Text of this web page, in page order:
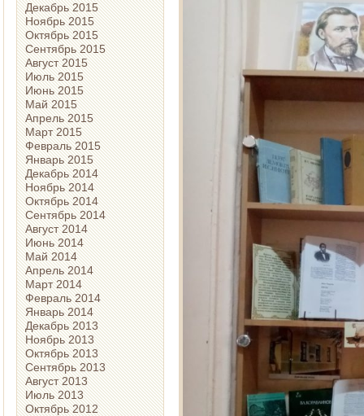
Декабрь 2015
Ноябрь 2015
Октябрь 2015
Сентябрь 2015
Август 2015
Июль 2015
Июнь 2015
Май 2015
Апрель 2015
Март 2015
Февраль 2015
Январь 2015
Декабрь 2014
Ноябрь 2014
Октябрь 2014
Сентябрь 2014
Август 2014
Июнь 2014
Май 2014
Апрель 2014
Март 2014
Февраль 2014
Январь 2014
Декабрь 2013
Ноябрь 2013
Октябрь 2013
Сентябрь 2013
Август 2013
Июль 2013
Октябрь 2012